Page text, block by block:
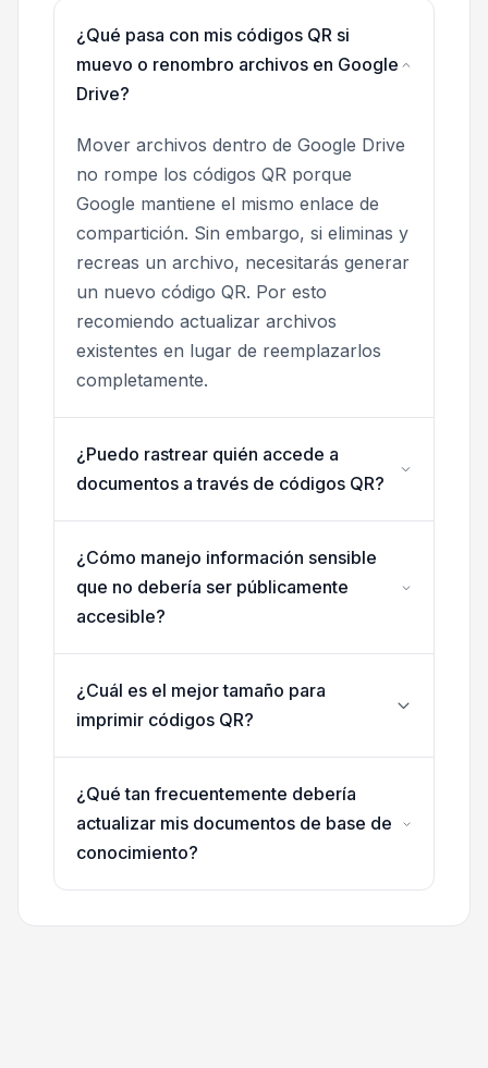
¿Qué pasa con mis códigos QR si
muevo o renombro archivos en Google
Drive?
Mover archivos dentro de Google Drive
no rompe los códigos QR porque
Google mantiene el mismo enlace de
compartición. Sin embargo, si eliminas y
recreas un archivo, necesitarás generar
un nuevo código QR. Por esto
recomiendo actualizar archivos
existentes en lugar de reemplazarlos
completamente.
¿Puedo rastrear quién accede a
documentos a través de códigos QR?
¿Cómo manejo información sensible
que no debería ser públicamente
accesible?
¿Cuál es el mejor tamaño para
imprimir códigos QR?
¿Qué tan frecuentemente debería
actualizar mis documentos de base de
conocimiento?